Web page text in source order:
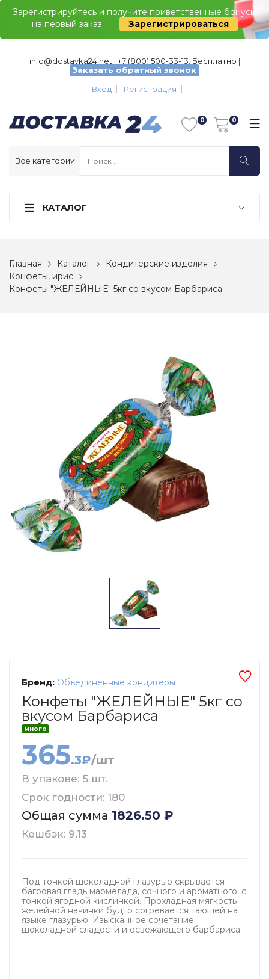
Зарегистрируйтесь и получите приветственные бонусы
на первый заказ
Зарегистрироваться
info@dostavka24.net | +7 (800) 500-33-13, Бесплатно |
Заказать обратный звонок
Вход
Регистрация
КАТАЛОГ
Главная Каталог
Кондитерские изделия
Конфеты, ирис
Конфеты "ЖЕЛЕЙНЫЕ" 5кг со вкусом Барбариса
Бренд: Объединённые кондитеры
Конфеты "ЖЕЛЕЙНЫЕ" 5кг со
вкусом Барбариса
много
365.3₽/шт
В упакове: 5 шт.
Срок годности: 180
Общая сумма 1826.50 ₽
Кешбэк: 9.13
Под тонкой шоколадной глазурью скрывается
багровая гладь мармелада, сочного и ароматного, с
тонкой ягодной кислинкой. Прохладная мягкость
желейной начинки будто согревается тающей на
языке глазурью. Изысканное сочетание
шоколадной сладости и освежающего барбариса.